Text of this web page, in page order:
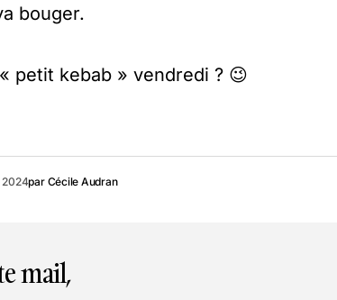
bouger.
petit kebab » vendredi ? 😉
2024par Cécile Audran
mail,